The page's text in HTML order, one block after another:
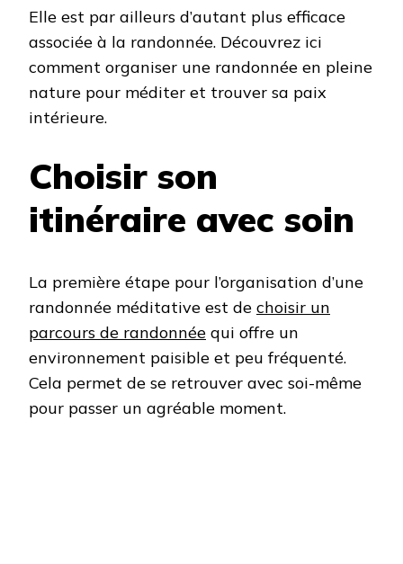
Elle est par ailleurs d’autant plus efficace
associée à la randonnée. Découvrez ici
comment organiser une randonnée en pleine
nature pour méditer et trouver sa paix
intérieure.
Choisir son
itinéraire avec soin
La première étape pour l’organisation d’une
randonnée méditative est de choisir un
parcours de randonnée qui offre un
environnement paisible et peu fréquenté.
Cela permet de se retrouver avec soi-même
pour passer un agréable moment.